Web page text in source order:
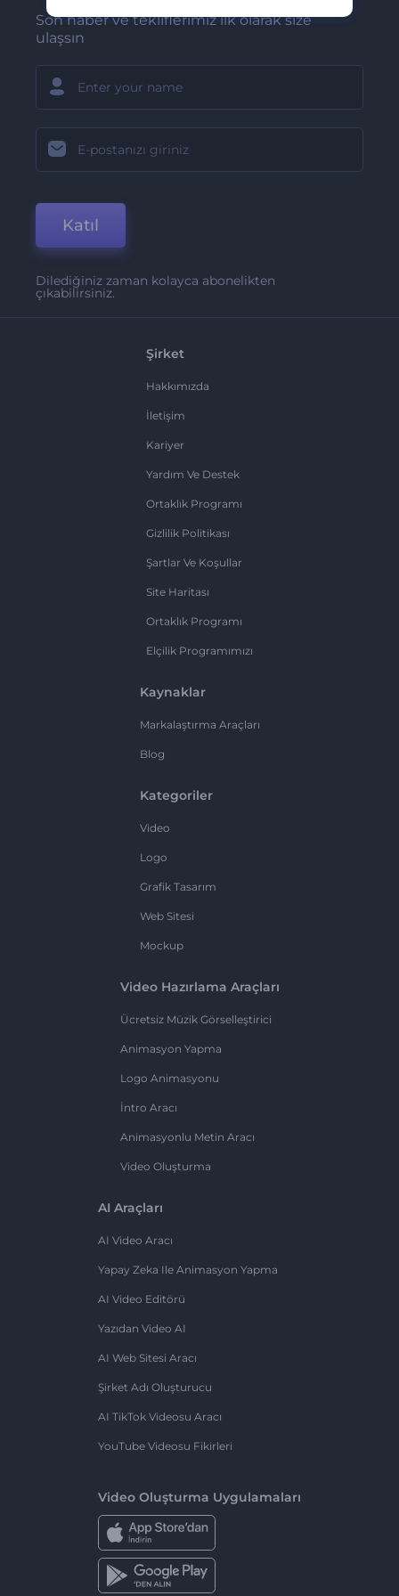
Son haber ve tekliflerimiz ilk olarak size
ulaşsın
Katıl
Dilediğiniz zaman kolayca abonelikten
çıkabilirsiniz.
Şirket
Hakkımızda
İletişim
Kariyer
Yardım Ve Destek
Ortaklık Programı
Gizlilik Politikası
Şartlar Ve Koşullar
Site Haritası
Ortaklık Programı
Elçilik Programımızı
Kaynaklar
Markalaştırma Araçları
Blog
Kategoriler
Video
Logo
Grafik Tasarım
Web Sitesi
Mockup
Video Hazırlama Araçları
Ücretsiz Müzik Görselleştirici
Animasyon Yapma
Logo Animasyonu
İntro Aracı
Animasyonlu Metin Aracı
Video Oluşturma
AI Araçları
AI Video Aracı
Yapay Zeka Ile Animasyon Yapma
AI Video Editörü
Yazıdan Video AI
AI Web Sitesi Aracı
Şirket Adı Oluşturucu
AI TikTok Videosu Aracı
YouTube Videosu Fikirleri
Video Oluşturma Uygulamaları